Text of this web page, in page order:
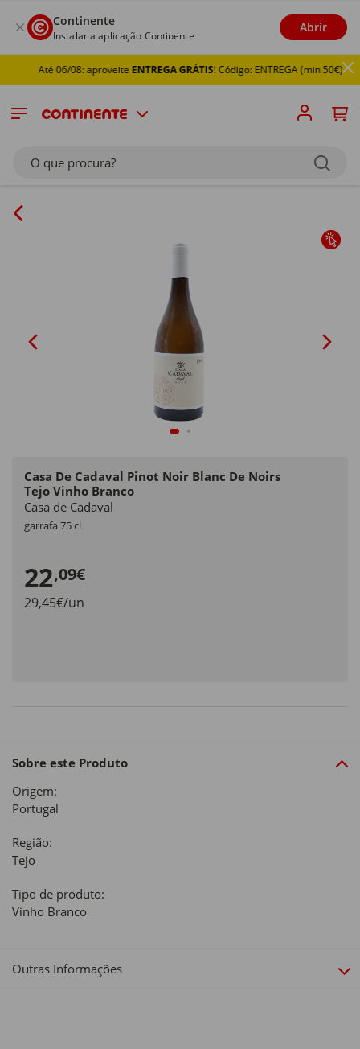
Continente
Instalar a aplicação Continente
Abrir
Até 06/08: aproveiteENTREGA GRÁTIS! Código: ENTREGA (min 50€)
O que procura?
Casa De Cadaval Pinot Noir Blanc De Noirs
Tejo Vinho Branco
Casa de Cadaval
garrafa 75 cl
22,09€
29,45€/un
Sobre este Produto
Origem:
Portugal
Região:
Tejo
Tipo de produto:
Vinho Branco
Outras Informações